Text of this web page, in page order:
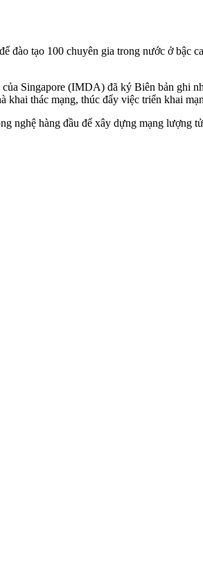
đào tạo 100 chuyên gia trong nước ở
Singapore (IMDA) đã ký Biên bản ghi
khai thác mạng, thúc đẩy việc triển khai
nghệ hàng đầu để xây dựng mạng